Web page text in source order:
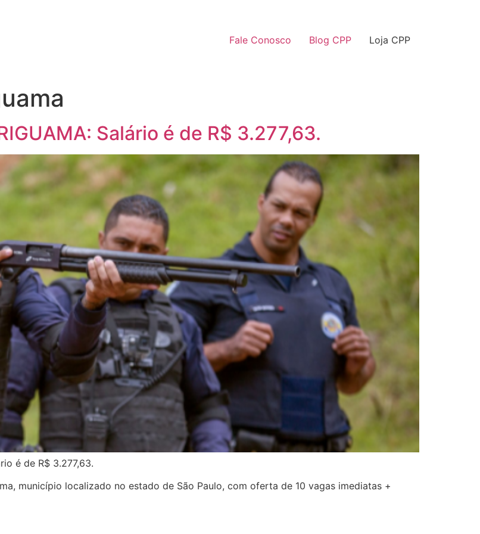
Fale Conosco Blog CPP Loja CPP
Salário é de R$ 3.277,63.
é de R$ 3.277,63.
município localizado no estado de São Paulo, com oferta de 10 vagas imediatas +